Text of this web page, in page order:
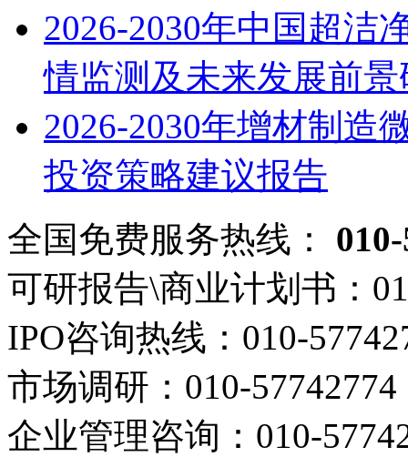
2026-2030年中国超洁
情监测及未来发展前
2026-2030年增材制造
投资策略建议报告
全国免费服务热线：
可研报告\商业计划书：
IPO咨询热线： 010-
市场调研： 010-57742774
企业管理咨询： 010-